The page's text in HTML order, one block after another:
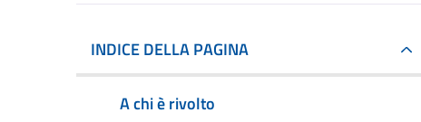
INDICE DELLA PAGINA
A chi è rivolto